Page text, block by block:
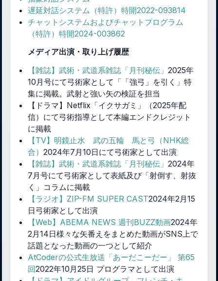
遅延対話システム（特許）特開2022-093814
チャットシステムおよびチャットプログラム
（特許）特開2024-003862
メディア出演・取り上げ履歴
【雑誌】武術・武道系雑誌「月刊秘伝」 2025年
10月号にて弓術家として「「強弓」を引く」特
集に掲載。武射と強い矢の検証を担当
【ドラマ】Netflix「イクサガミ」（2025年配
信）にて弓術指導として本編エンドクレジット
に掲載
【TV】明鏡止水 武の五輪 馬と弓（NHK総
合） 2024年7月10日にて弓術家として出演
【雑誌】武術・武道系雑誌「月刊秘伝」 2024年
7月号にて弓術家として表紙及び「射倒す、射抜
く」コラムに掲載
【ラジオ】ZIP-FM SUPER CAST2024年2月15
日弓術家として出演
【Web】ABEMA NEWS 週刊BUZZ動画2024年
2月14日様々な矢番えをまとめた動画がSNS上で
話題となった動画の一つとして紹介
AtCoderの公式生放送「あーだこーだー」 第65
回2022年10月25日 プログラマとして出演